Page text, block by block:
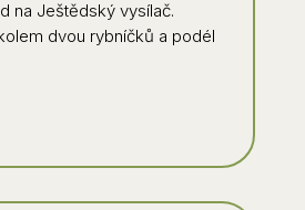
na Ještědský vysílač.
dvou rybníčků a podél